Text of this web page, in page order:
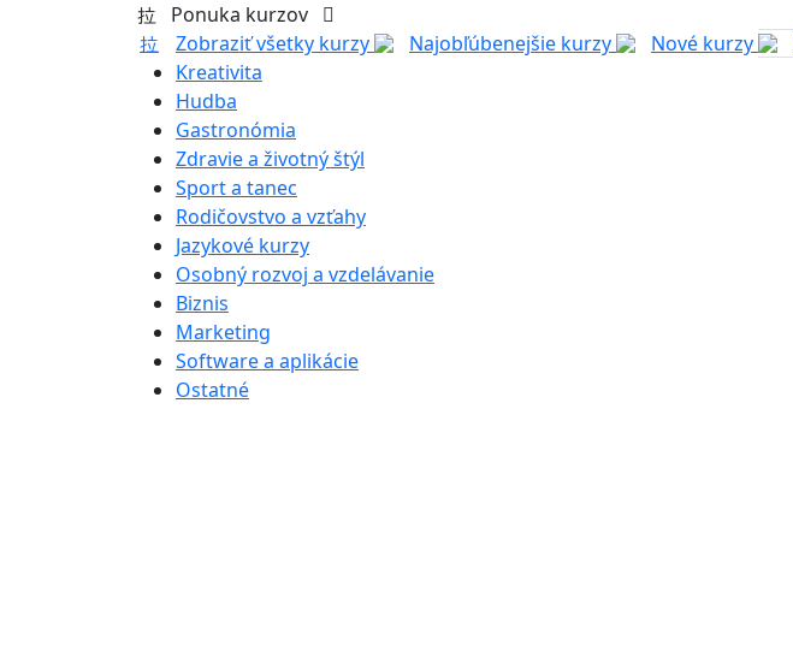
Ponuka kurzov
Zobraziť všetky kurzy
Najobľúbenejšie kurzy Nové kurzy
Kreativita
Hudba
Gastronómia
Zdravie a životný štýl
Sport a tanec
Rodičovstvo a vzťahy
Jazykové kurzy
Osobný rozvoj a vzdelávanie
Biznis
Marketing
Software a aplikácie
Ostatné